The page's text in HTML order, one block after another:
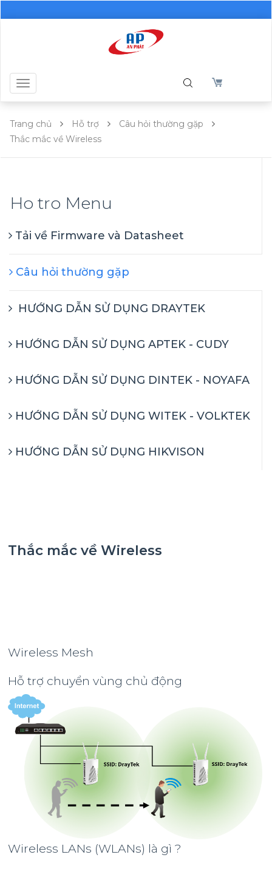
Toggle
navigation
Trang chủ Hỗ trợ
Câu hỏi thường gặp
Thắc mắc về Wireless
Ho tro Menu
Tải về Firmware và Datasheet
Câu hỏi thường gặp
HƯỚNG DẪN SỬ DỤNG DRAYTEK
HƯỚNG DẪN SỬ DỤNG APTEK - CUDY
HƯỚNG DẪN SỬ DỤNG DINTEK - NOYAFA
HƯỚNG DẪN SỬ DỤNG WITEK - VOLKTEK
HƯỚNG DẪN SỬ DỤNG HIKVISON
Thắc mắc về Wireless
Wireless Mesh
Hỗ trợ chuyển vùng chủ động
Wireless LANs (WLANs) là gì ?